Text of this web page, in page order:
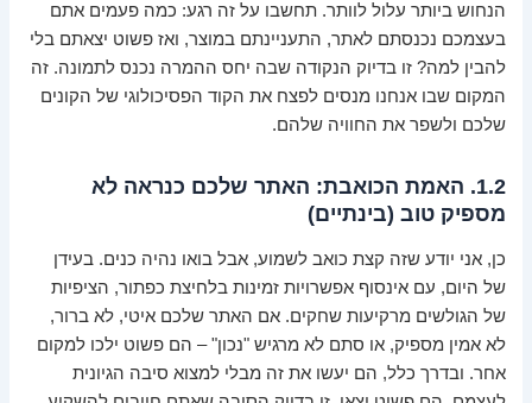
הנחוש ביותר עלול לוותר. תחשבו על זה רגע: כמה פעמים אתם
בעצמכם נכנסתם לאתר, התעניינתם במוצר, ואז פשוט יצאתם בלי
להבין למה? זו בדיוק הנקודה שבה יחס ההמרה נכנס לתמונה. זה
המקום שבו אנחנו מנסים לפצח את הקוד הפסיכולוגי של הקונים
שלכם ולשפר את החוויה שלהם.
1.2. האמת הכואבת: האתר שלכם כנראה לא
מספיק טוב (בינתיים)
כן, אני יודע שזה קצת כואב לשמוע, אבל בואו נהיה כנים. בעידן
של היום, עם אינסוף אפשרויות זמינות בלחיצת כפתור, הציפיות
של הגולשים מרקיעות שחקים. אם האתר שלכם איטי, לא ברור,
לא אמין מספיק, או סתם לא מרגיש "נכון" – הם פשוט ילכו למקום
אחר. ובדרך כלל, הם יעשו את זה מבלי למצוא סיבה הגיונית